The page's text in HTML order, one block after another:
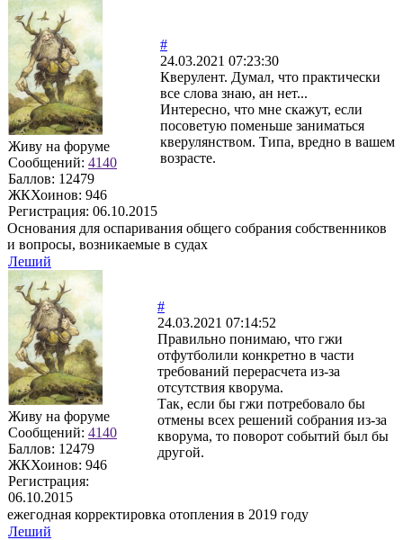
Живу на форуме
Сообщений: 4140
Баллов: 12479
ЖКХоинов: 946
Регистрация: 06.10.2015
#
24.03.2021 07:23:30
Кверулент. Думал, что практически
все слова знаю, ан нет...
Интересно, что мне скажут, если
посоветую поменьше заниматься
кверулянством. Типа, вредно в вашем
возрасте.
Основания для оспаривания общего собрания собственников
и вопросы, возникаемые в судах
Леший
Живу на форуме
Сообщений: 4140
Баллов: 12479
ЖКХоинов: 946
Регистрация:
06.10.2015
#
24.03.2021 07:14:52
Правильно понимаю, что гжи
отфутболили конкретно в части
требований перерасчета из-за
отсутствия кворума.
Так, если бы гжи потребовало бы
отмены всех решений собрания из-за
кворума, то поворот событий был бы
другой.
ежегодная корректировка отопления в 2019 году
Леший